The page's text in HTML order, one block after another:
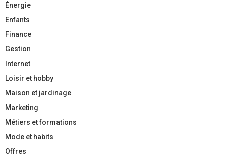
Énergie
Enfants
Finance
Gestion
Internet
Loisir et hobby
Maison et jardinage
Marketing
Métiers et formations
Mode et habits
Offres